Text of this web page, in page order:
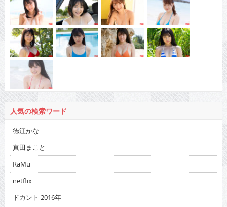
人気の検索ワード
徳江かな
真田まこと
RaMu
netflix
ドカント 2016年